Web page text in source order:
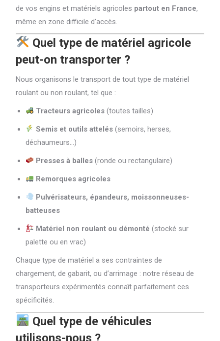
de vos engins et matériels agricoles partout en France,
même en zone difficile d’accès.
Quel type de matériel agricole
peut-on transporter ?
Nous organisons le transport de tout type de matériel
roulant ou non roulant, tel que :
Tracteurs agricoles (toutes tailles)
Semis et outils attelés (semoirs, herses,
déchaumeurs…)
Presses à balles (ronde ou rectangulaire)
Remorques agricoles
Pulvérisateurs, épandeurs, moissonneuses-
batteuses
Matériel non roulant ou démonté (stocké sur
palette ou en vrac)
Chaque type de matériel a ses contraintes de
chargement, de gabarit, ou d’arrimage : notre réseau de
transporteurs expérimentés connaît parfaitement ces
spécificités.
Quel type de véhicules
utilisons-nous ?